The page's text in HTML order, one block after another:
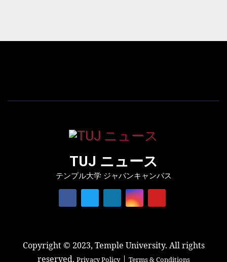
TUJ ニュース
テンプル大学 ジャパンキャンパス
Copyright © 2023, Temple University. All rights
reserved. Privacy Policy| Terms & Conditions